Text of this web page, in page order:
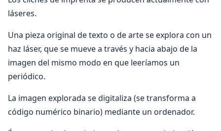
láseres.
Una pieza original de texto o de arte se explora con un
haz láser, que se mueve a través y hacia abajo de la
imagen del mismo modo en que leeríamos un
periódico.
La imagen explorada se digitaliza (se transforma a
código numérico binario) mediante un ordenador.